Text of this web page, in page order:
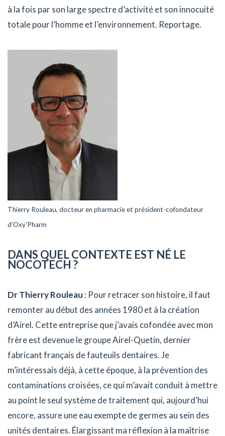
à la fois par son large spectre d’activité et son innocuité
totale pour l’homme et l’environnement. Reportage.
Thierry Rouleau, docteur en pharmacie et président-cofondateur
d’Oxy’Pharm
DANS QUEL CONTEXTE EST NÉ LE
NOCOTECH ?
Dr Thierry Rouleau : Pour retracer son histoire, il faut
remonter au début des années 1980 et à la création
d’Airel. Cette entreprise que j’avais cofondée avec mon
frère est devenue le groupe Airel-Quetin, dernier
fabricant français de fauteuils dentaires. Je
m’intéressais déjà, à cette époque, à la prévention des
contaminations croisées, ce qui m’avait conduit à mettre
au point le seul système de traitement qui, aujourd’hui
encore, assure une eau exempte de germes au sein des
unités dentaires. Élargissant ma réflexion à la maîtrise